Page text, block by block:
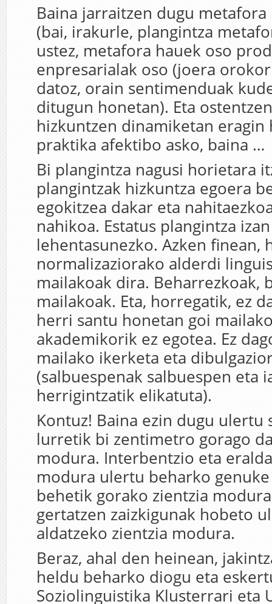
Baina jarraitzen dugu
(bai, irakurle, plangintza
ustez, metafora hauek oso
enpresarialak oso (joera
datoz, orain sentimenduak
ditugun honetan). Eta
hizkuntzen dinamiketan eragin
praktika afektibo asko, baina …
Bi plangintza nagusi horietara
plangintzak hizkuntza egoera
egokitzea dakar eta
nahikoa. Estatus plangintza
lehentasunezko. Azken finean,
normalizaziorako alderdi
mailakoak dira. Beharrezkoak,
mailakoak. Eta, horregatik, ez
herri santu honetan goi
akademikorik ez egotea. Ez
mailako ikerketa eta
(salbuespenak salbuespen eta
herrigintzatik elikatuta).
Kontuz! Baina ezin dugu ulertu
lurretik bi zentimetro gorago
modura. Interbentzio eta
modura ulertu beharko genuke
behetik gorako zientzia
gertatzen zaizkigunak hobeto
aldatzeko zientzia modura.
Beraz, ahal den heinean,
heldu beharko diogu eta
Soziolinguistika Klusterrari eta